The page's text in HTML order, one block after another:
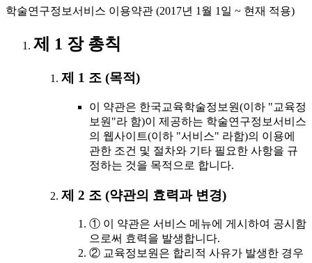
학술연구정보서비스 이용약관 (2017년 1월 1일 ~ 현재 적용)
제 1 장 총칙
제 1 조 (목적)
이 약관은 한국교육학술정보원(이하 "교육정
보원"라 함)이 제공하는 학술연구정보서비스
의 웹사이트(이하 "서비스" 라함)의 이용에
관한 조건 및 절차와 기타 필요한 사항을 규
정하는 것을 목적으로 합니다.
제 2 조 (약관의 효력과 변경)
① 이 약관은 서비스 메뉴에 게시하여 공시함
으로써 효력을 발생합니다.
② 교육정보원은 합리적 사유가 발생한 경우